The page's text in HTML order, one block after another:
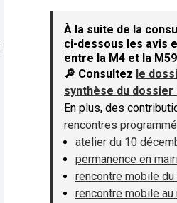
À la suite de la
ci-dessous les avis
entre la M4 et la
🔎 Consultez le
synthèse du
En plus, des
rencontres
atelier du 10
permanence en
rencontre mobile
rencontre mobile